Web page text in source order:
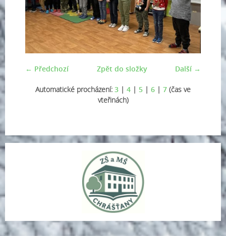
← Předchozí Další →
Zpět do složky
Automatické procházení: 3 | 4 | 5 | 6 | 7 (čas ve
vteřinách)